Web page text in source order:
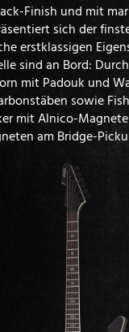
Finish und mit
sich der
erstklassigen
sind an Bord:
mit Padouk und
sowie
mit Alnico-
am Bridge-